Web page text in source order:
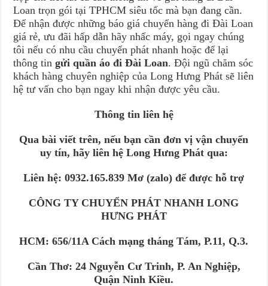
Loan trọn gói tại TPHCM siêu tốc mà bạn đang cần.
Để nhận được những báo giá chuyển hàng đi Đài Loan
giá rẻ, ưu đãi hấp dẫn hãy nhấc máy, gọi ngay chúng
tôi nếu có nhu cầu chuyển phát nhanh hoặc để lại
thông tin gửi quần áo đi Đài Loan. Đội ngũ chăm sóc
khách hàng chuyên nghiệp của Long Hưng Phát sẽ liên
hệ tư vấn cho bạn ngay khi nhận được yêu cầu.
Thông tin liên hệ
Qua bài viết trên, nếu bạn cần đơn vị vận chuyển
uy tín, hãy liên hệ Long Hưng Phát qua:
Liên hệ: 0932.165.839 Mơ (zalo) để được hỗ trợ
CÔNG TY CHUYỂN PHÁT NHANH LONG
HƯNG PHÁT
HCM: 656/11A Cách mạng tháng Tám, P.11, Q.3.
Cần Thơ: 24 Nguyễn Cư Trinh, P. An Nghiệp,
Quận Ninh Kiều.